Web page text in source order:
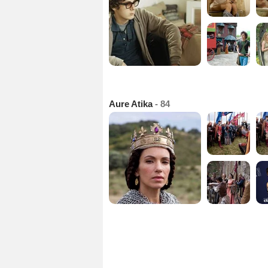
Aure Atika- 84